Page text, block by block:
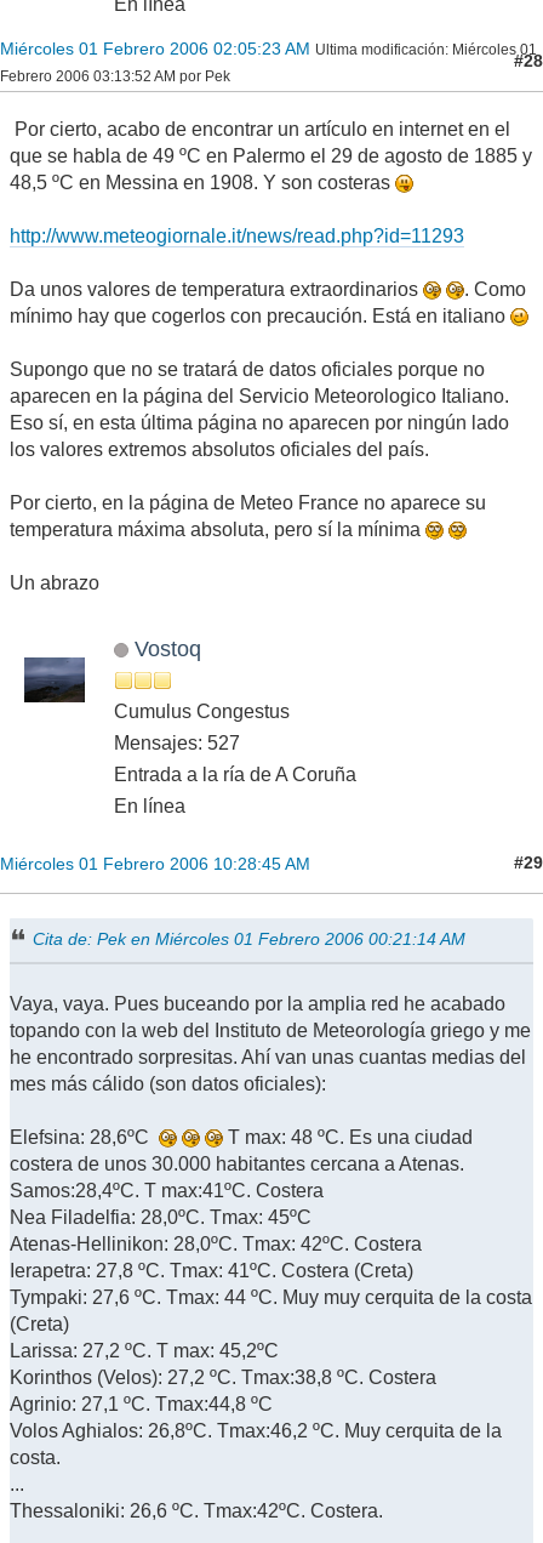
Miércoles 01 Febrero 2006 02:05:23 AM Ultima modificación: Miércoles 01
Febrero 2006 03:13:52 AM por Pek
#28
Por cierto, acabo de encontrar un artículo en internet en el
que se habla de 49 ºC en Palermo el 29 de agosto de 1885 y
48,5 ºC en Messina en 1908. Y son costeras
http://www.meteogiornale.it/news/read.php?id=11293
Da unos valores de temperatura extraordinarios
. Como
mínimo hay que cogerlos con precaución. Está en italiano
Supongo que no se tratará de datos oficiales porque no
aparecen en la página del Servicio Meteorologico Italiano.
Eso sí, en esta última página no aparecen por ningún lado
los valores extremos absolutos oficiales del país.
Por cierto, en la página de Meteo France no aparece su
temperatura máxima absoluta, pero sí la mínima
Un abrazo
Vostoq
Cumulus Congestus
Mensajes: 527
Entrada a la ría de A Coruña
En línea
Miércoles 01 Febrero 2006 10:28:45 AM #29
Cita de: Pek en Miércoles 01 Febrero 2006 00:21:14 AM
Vaya, vaya. Pues buceando por la amplia red he acabado
topando con la web del Instituto de Meteorología griego y me
he encontrado sorpresitas. Ahí van unas cuantas medias del
mes más cálido (son datos oficiales):
Elefsina: 28,6ºC
T max: 48 ºC. Es una ciudad
costera de unos 30.000 habitantes cercana a Atenas.
Samos:28,4ºC. T max:41ºC. Costera
Nea Filadelfia: 28,0ºC. Tmax: 45ºC
Atenas-Hellinikon: 28,0ºC. Tmax: 42ºC. Costera
Ierapetra: 27,8 ºC. Tmax: 41ºC. Costera (Creta)
Tympaki: 27,6 ºC. Tmax: 44 ºC. Muy muy cerquita de la costa
(Creta)
Larissa: 27,2 ºC. T max: 45,2ºC
Korinthos (Velos): 27,2 ºC. Tmax:38,8 ºC. Costera
Agrinio: 27,1 ºC. Tmax:44,8 ºC
Volos Aghialos: 26,8ºC. Tmax:46,2 ºC. Muy cerquita de la
costa.
...
Thessaloniki: 26,6 ºC. Tmax:42ºC. Costera.